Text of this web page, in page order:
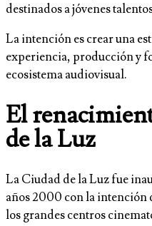
destinados a jóvenes
La intención es crear una
experiencia, producción y
ecosistema audiovisual.
El
de la Luz
La Ciudad de la Luz fue
años 2000 con la intención
los grandes centros